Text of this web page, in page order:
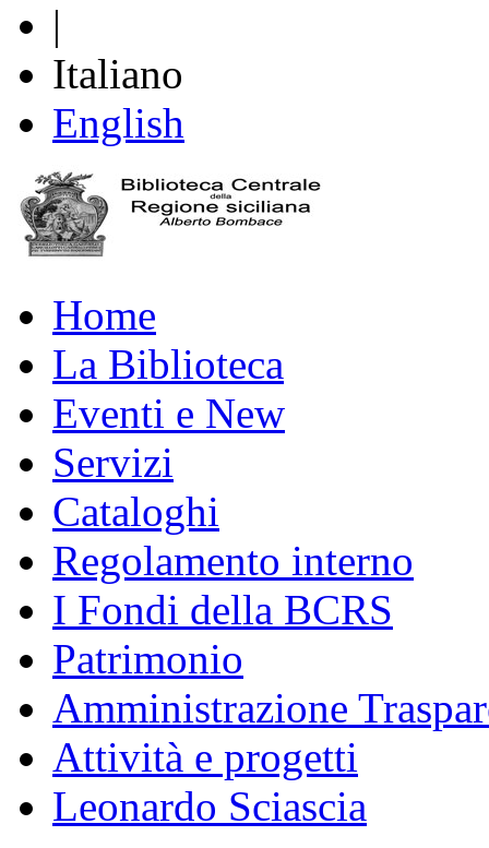
|
Italiano
English
Home
La Biblioteca
Eventi e New
Servizi
Cataloghi
Regolamento interno
I Fondi della BCRS
Patrimonio
Amministrazione
Attività e progetti
Leonardo Sciascia